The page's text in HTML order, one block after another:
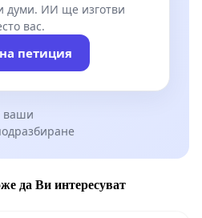
думи. ИИ ще изготви
вас.
петиция
ваши
да Ви интересуват